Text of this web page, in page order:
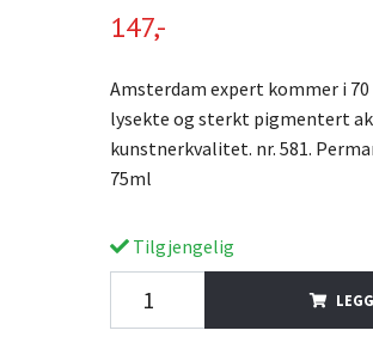
147,-
Amsterdam expert kommer i
lysekte og sterkt pigmentert
kunstnerkvalitet. nr. 581.
75ml
Tilgjengelig